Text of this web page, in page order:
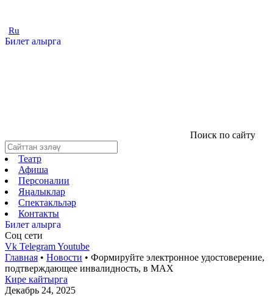
Ru
Билет алырга
Поиск по сайту
Театр
Афиша
Персоналии
Яңалыклар
Спектакльләр
Контакты
Билет алырга
Соц cети
Vk TelegramYoutube
Главная • Новости • Формируйте электронное удостоверение,
подтверждающее инвалидность, в МАХ
Кире кайтырга
Декабрь 24, 2025